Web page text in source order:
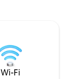
patogumai
pirtis, pikbolas,
Wi-Fi